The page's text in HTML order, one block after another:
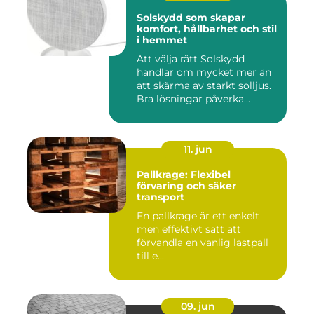
Solskydd som skapar
komfort, hållbarhet och stil
i hemmet
Att välja rätt Solskydd
handlar om mycket mer än
att skärma av starkt solljus.
Bra lösningar påverka...
11. jun
Pallkrage: Flexibel
förvaring och säker
transport
En pallkrage är ett enkelt
men effektivt sätt att
förvandla en vanlig lastpall
till e...
09. jun